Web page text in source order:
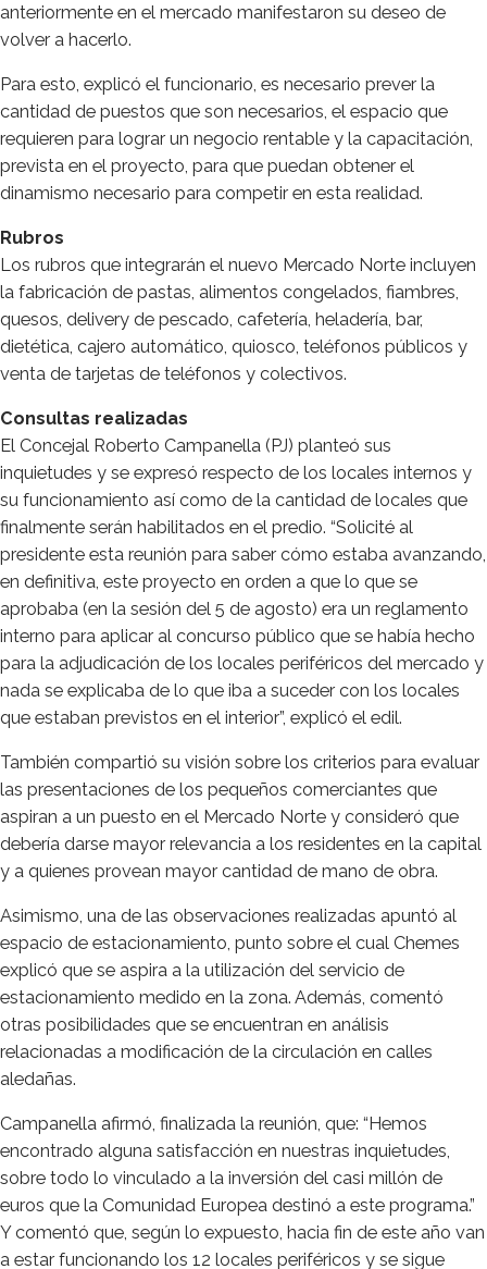
anteriormente en el mercado manifestaron su deseo de
volver a hacerlo.
Para esto, explicó el funcionario, es necesario prever la
cantidad de puestos que son necesarios, el espacio que
requieren para lograr un negocio rentable y la capacitación,
prevista en el proyecto, para que puedan obtener el
dinamismo necesario para competir en esta realidad.
Rubros
Los rubros que integrarán el nuevo Mercado Norte incluyen
la fabricación de pastas, alimentos congelados, fiambres,
quesos, delivery de pescado, cafetería, heladería, bar,
dietética, cajero automático, quiosco, teléfonos públicos y
venta de tarjetas de teléfonos y colectivos.
Consultas realizadas
El Concejal Roberto Campanella (PJ) planteó sus
inquietudes y se expresó respecto de los locales internos y
su funcionamiento así como de la cantidad de locales que
finalmente serán habilitados en el predio. “Solicité al
presidente esta reunión para saber cómo estaba avanzando,
en definitiva, este proyecto en orden a que lo que se
aprobaba (en la sesión del 5 de agosto) era un reglamento
interno para aplicar al concurso público que se había hecho
para la adjudicación de los locales periféricos del mercado y
nada se explicaba de lo que iba a suceder con los locales
que estaban previstos en el interior”, explicó el edil.
También compartió su visión sobre los criterios para evaluar
las presentaciones de los pequeños comerciantes que
aspiran a un puesto en el Mercado Norte y consideró que
debería darse mayor relevancia a los residentes en la capital
y a quienes provean mayor cantidad de mano de obra.
Asimismo, una de las observaciones realizadas apuntó al
espacio de estacionamiento, punto sobre el cual Chemes
explicó que se aspira a la utilización del servicio de
estacionamiento medido en la zona. Además, comentó
otras posibilidades que se encuentran en análisis
relacionadas a modificación de la circulación en calles
aledañas.
Campanella afirmó, finalizada la reunión, que: “Hemos
encontrado alguna satisfacción en nuestras inquietudes,
sobre todo lo vinculado a la inversión del casi millón de
euros que la Comunidad Europea destinó a este programa.”
Y comentó que, según lo expuesto, hacia fin de este año van
a estar funcionando los 12 locales periféricos y se sigue